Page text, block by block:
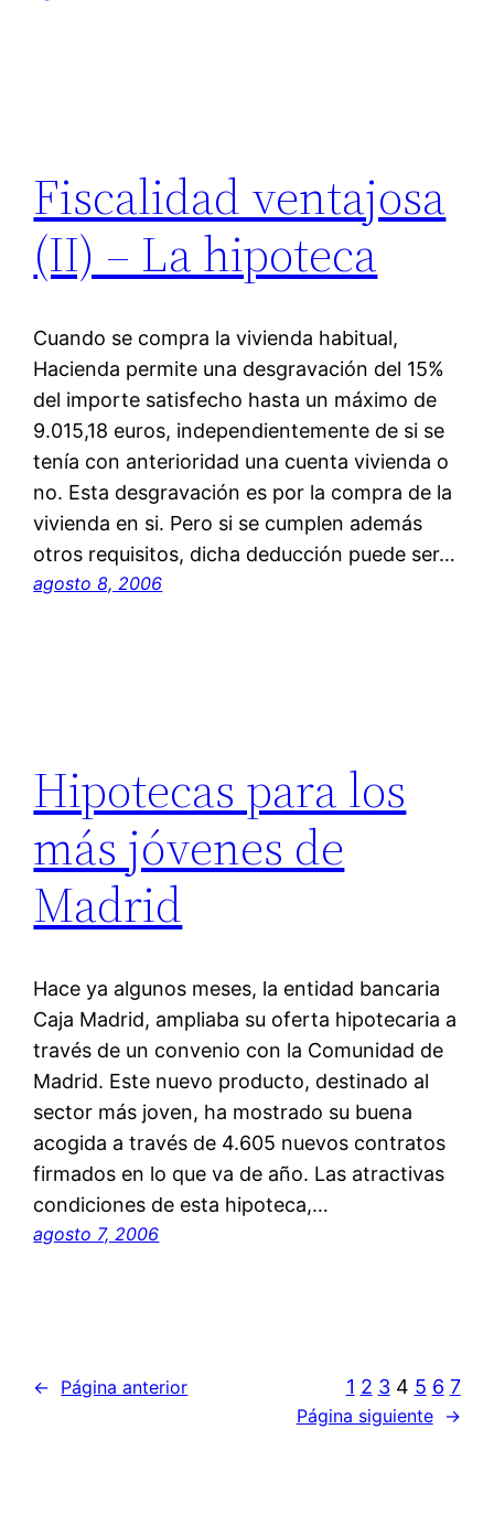
Fiscalidad ventajosa
(II) – La hipoteca
Cuando se compra la vivienda habitual,
Hacienda permite una desgravación del 15%
del importe satisfecho hasta un máximo de
9.015,18 euros, independientemente de si se
tenía con anterioridad una cuenta vivienda o
no. Esta desgravación es por la compra de la
vivienda en si. Pero si se cumplen además
otros requisitos, dicha deducción puede ser…
agosto 8, 2006
Hipotecas para los
más jóvenes de
Madrid
Hace ya algunos meses, la entidad bancaria
Caja Madrid, ampliaba su oferta hipotecaria a
través de un convenio con la Comunidad de
Madrid. Este nuevo producto, destinado al
sector más joven, ha mostrado su buena
acogida a través de 4.605 nuevos contratos
firmados en lo que va de año. Las atractivas
condiciones de esta hipoteca,…
agosto 7, 2006
← Página anterior 1 2 3 4 5 6 7
Página siguiente →